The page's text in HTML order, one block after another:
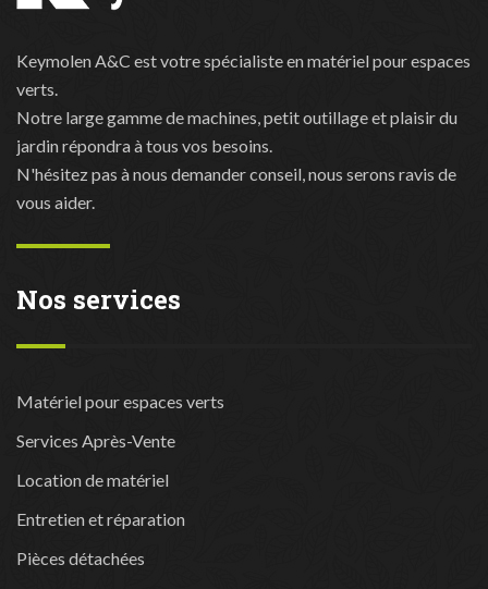
Keymolen A&C est votre spécialiste en matériel pour espaces
verts.
Notre large gamme de machines, petit outillage et plaisir du
jardin répondra à tous vos besoins.
N'hésitez pas à nous demander conseil, nous serons ravis de
vous aider.
Nos services
Matériel pour espaces verts
Services Après-Vente
Location de matériel
Entretien et réparation
Pièces détachées